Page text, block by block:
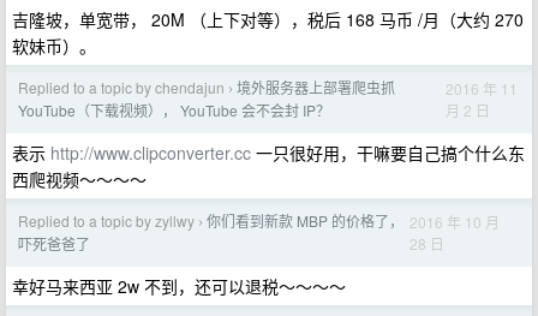
吉隆坡，单宽带， 20M （上下对等），税后 168 马币 /月（大约 270
软妹币）。
Replied to a topic by chendajun › 境外服务器上部署爬虫抓
YouTube（下载视频）， YouTube 会不会封 IP？
2016 年 11
月 2 日
表示 http://www.clipconverter.cc 一只很好用，干嘛要自己搞个什么东
西爬视频～～～～
Replied to a topic by zyllwy › 你们看到新款 MBP 的价格了，
吓死爸爸了
2016 年 10 月
28 日
幸好马来西亚 2w 不到，还可以退税～～～～